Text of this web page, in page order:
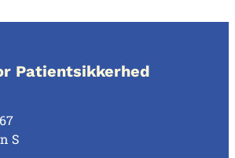
Patientsikkerhed
S